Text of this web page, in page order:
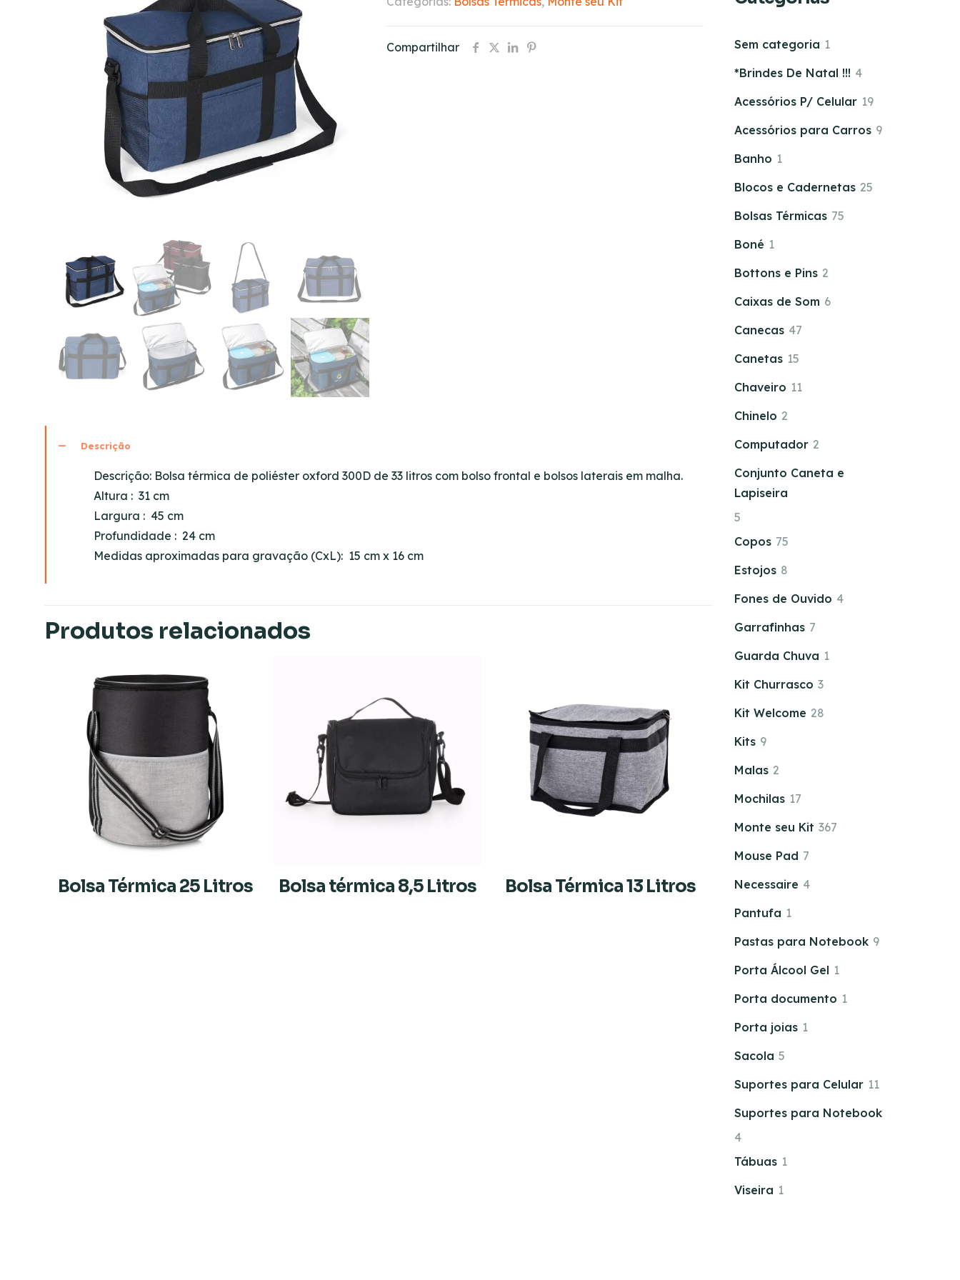
Compartilhar
Descrição
Descrição: Bolsa térmica de poliéster oxford 300D de 33 litros com bolso frontal e bolsos laterais em malha.
Altura : 31 cm
Largura : 45 cm
Profundidade : 24 cm
Medidas aproximadas para gravação (CxL): 15 cm x 16 cm
Produtos relacionados
Bolsa Térmica 25 Litros Bolsa térmica 8,5 Litros Bolsa Térmica 13 Litros
Sem categoria 1
*Brindes De Natal !!! 4
Acessórios P/ Celular 19
Acessórios para Carros 9
Banho 1
Blocos e Cadernetas 25
Bolsas Térmicas 75
Boné 1
Bottons e Pins 2
Caixas de Som 6
Canecas 47
Canetas 15
Chaveiro 11
Chinelo 2
Computador 2
Conjunto Caneta e
Lapiseira
5
Copos 75
Estojos 8
Fones de Ouvido 4
Garrafinhas 7
Guarda Chuva 1
Kit Churrasco 3
Kit Welcome 28
Kits 9
Malas 2
Mochilas 17
Monte seu Kit 367
Mouse Pad 7
Necessaire 4
Pantufa 1
Pastas para Notebook 9
Porta Álcool Gel 1
Porta documento 1
Porta joias 1
Sacola 5
Suportes para Celular 11
Suportes para Notebook
4
Tábuas 1
Viseira 1